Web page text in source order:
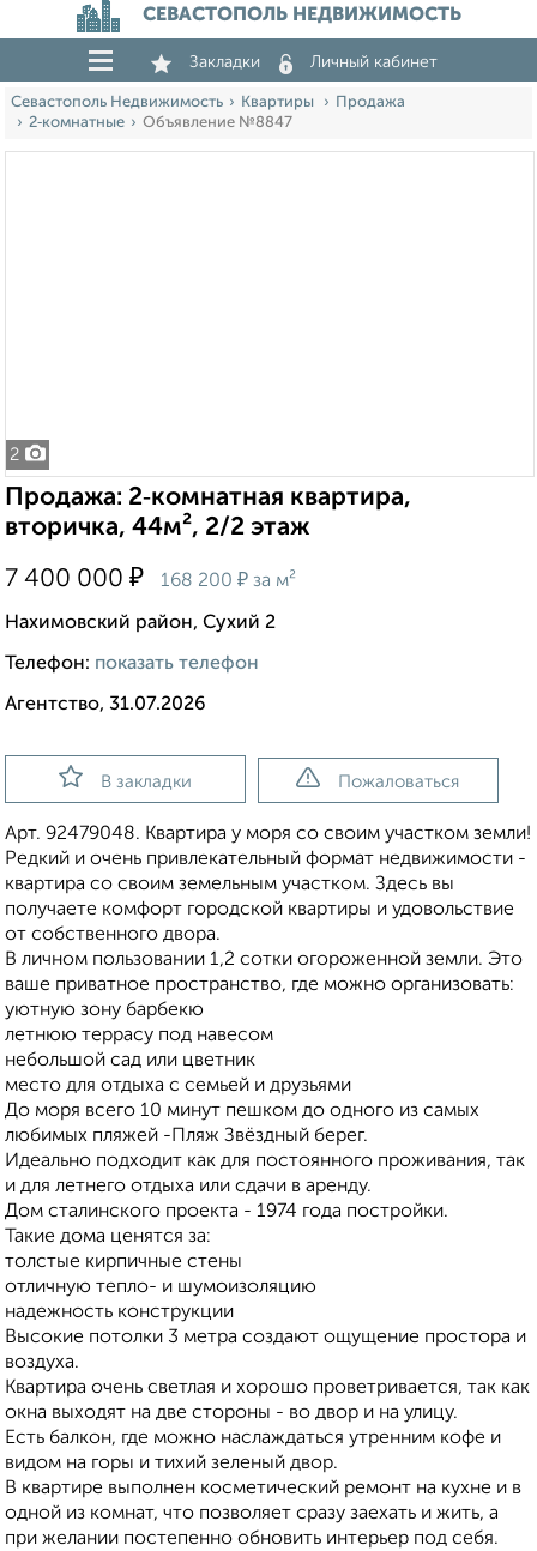
СЕВАСТОПОЛЬ НЕДВИЖИМОСТЬ
Закладки Личный кабинет
Севастополь Недвижимость Квартиры
Продажа
2‑комнатные
Объявление №8847
2
Продажа: 2‑комнатная квартира,
вторичка, 44м², 2/2 этаж
7 400 000 ₽ 168 200 ₽ за м²
Нахимовский район, Сухий 2
Телефон: показать телефон
Агентство, 31.07.2026
В закладки Пожаловаться
Арт. 92479048. Квартира у моря со своим участком земли!
Редкий и очень привлекательный формат недвижимости -
квартира со своим земельным участком. Здесь вы
получаете комфорт городской квартиры и удовольствие
от собственного двора.
В личном пользовании 1,2 сотки огороженной земли. Это
ваше приватное пространство, где можно организовать:
уютную зону барбекю
летнюю террасу под навесом
небольшой сад или цветник
место для отдыха с семьей и друзьями
До моря всего 10 минут пешком до одного из самых
любимых пляжей -Пляж Звёздный берег.
Идеально подходит как для постоянного проживания, так
и для летнего отдыха или сдачи в аренду.
Дом сталинского проекта - 1974 года постройки.
Такие дома ценятся за:
толстые кирпичные стены
отличную тепло- и шумоизоляцию
надежность конструкции
Высокие потолки 3 метра создают ощущение простора и
воздуха.
Квартира очень светлая и хорошо проветривается, так как
окна выходят на две стороны - во двор и на улицу.
Есть балкон, где можно наслаждаться утренним кофе и
видом на горы и тихий зеленый двор.
В квартире выполнен косметический ремонт на кухне и в
одной из комнат, что позволяет сразу заехать и жить, а
при желании постепенно обновить интерьер под себя.